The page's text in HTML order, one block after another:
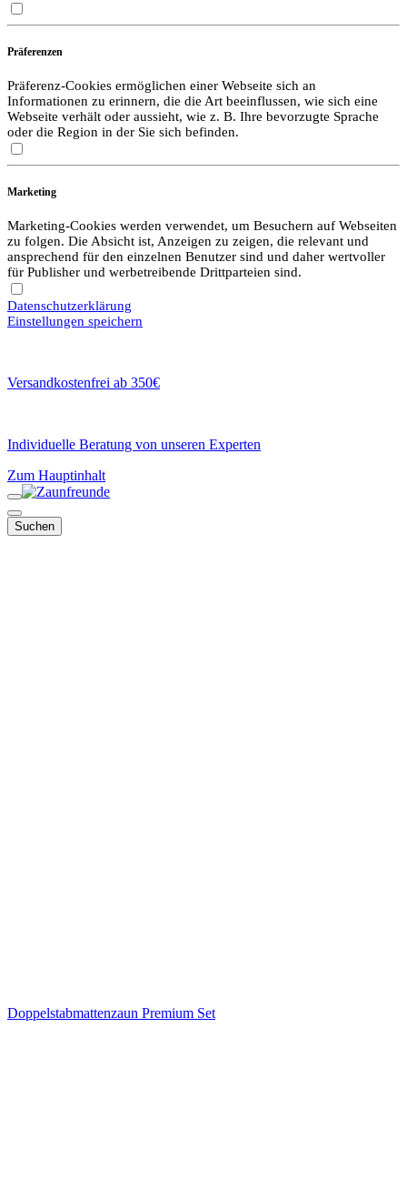
Präferenzen
Präferenz-Cookies ermöglichen einer Webseite sich an
Informationen zu erinnern, die die Art beeinflussen, wie sich eine
Webseite verhält oder aussieht, wie z. B. Ihre bevorzugte Sprache
oder die Region in der Sie sich befinden.
Marketing
Marketing-Cookies werden verwendet, um Besuchern auf Webseiten
zu folgen. Die Absicht ist, Anzeigen zu zeigen, die relevant und
ansprechend für den einzelnen Benutzer sind und daher wertvoller
für Publisher und werbetreibende Drittparteien sind.
Datenschutzerklärung
Einstellungen speichern
Versandkostenfrei ab 350€
Individuelle Beratung von unseren Experten
Zum Hauptinhalt
Suchen
Doppelstabmattenzaun Premium Set